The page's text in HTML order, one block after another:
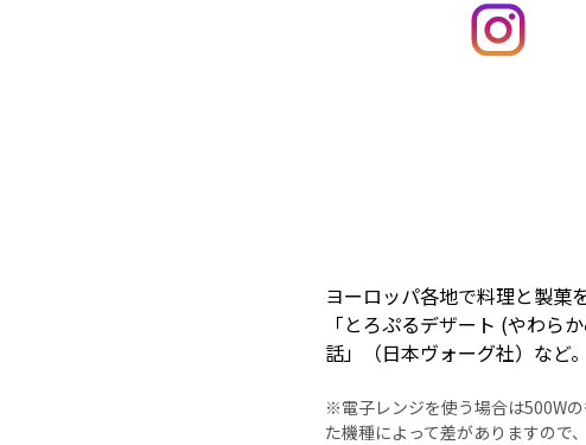
ヨーロッパ各地で料理と製菓
「とろぷるデザート (やわら
話」（日本ヴォーグ社）など。
※電子レンジを使う場合は500W
た機種によって差がありますので